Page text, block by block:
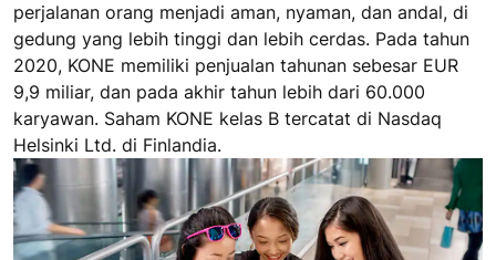
perjalanan orang menjadi aman, nyaman, dan andal, di
gedung yang lebih tinggi dan lebih cerdas. Pada tahun
2020, KONE memiliki penjualan tahunan sebesar EUR
9,9 miliar, dan pada akhir tahun lebih dari 60.000
karyawan. Saham KONE kelas B tercatat di Nasdaq
Helsinki Ltd. di Finlandia.